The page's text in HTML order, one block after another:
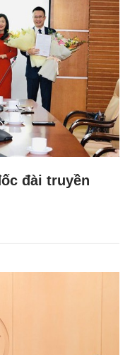
đài truyền